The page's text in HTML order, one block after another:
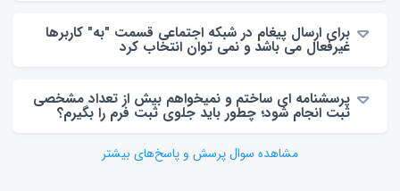
برای ارسال پیغام در شبکه اجتماعی قسمت "به" کاربرها
غیرفعال می باشد و نمی توان انتخاب کرد
پرسشنامه ای ساختم و نمیخواهم بیش از تعداد مشخصی
ثبت انجام شود؛ چطور باید جلوی ثبت فرم را بگیرم؟
مشاهده سوال پرسش و پاسخ‌های بیشتر